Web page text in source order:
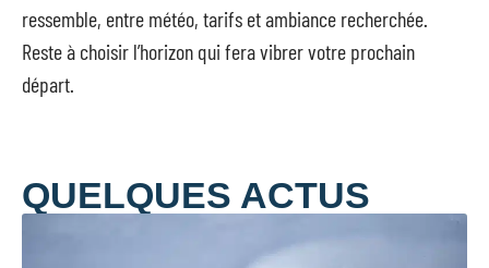
ressemble, entre météo, tarifs et ambiance recherchée.
Reste à choisir l’horizon qui fera vibrer votre prochain
départ.
QUELQUES ACTUS